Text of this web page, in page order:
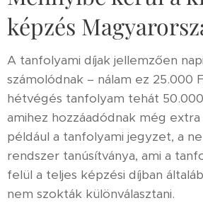
képzés
A tanfolyami díjak jellemzően
számolódnak – nálam ez 25.000
hétvégés tanfolyam tehát
amihez hozzáadódnak még
például a tanfolyami jegyzet, a
rendszer tanúsítványa, ami a
felül a teljes képzési díjban
nem szokták különválasztani.